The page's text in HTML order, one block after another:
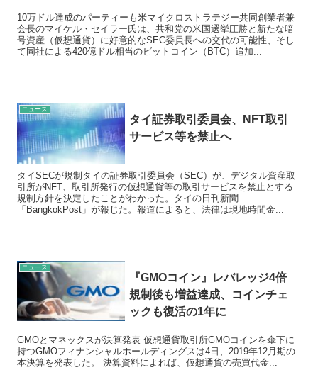
10万ドル達成のパーティーも米マイクロストラテジー共同創業者兼
会長のマイケル・セイラー氏は、共和党の米国選挙圧勝と新たな暗
号資産（仮想通貨）に好意的なSEC委員長への交代の可能性、そし
て同社による420億ドル相当のビットコイン（BTC）追加...
ニュース
タイ証券取引委員会、NFT取引
サービス等を禁止へ
タイSECが規制タイの証券取引委員会（SEC）が、デジタル資産取
引所がNFT、取引所発行の仮想通貨等の取引サービスを禁止とする
規制方針を決定したことがわかった。タイの日刊新聞
「BangkokPost」が報じた。報道によると、法律は現地時間金...
ニュース
『GMOコイン』レバレッジ4倍
規制後も増益達成、コインチェ
ックも復活の1年に
GMOとマネックスが決算発表 仮想通貨取引所GMOコインを傘下に
持つGMOフィナンシャルホールディングスは4日、2019年12月期の
本決算を発表した。 決算資料によれば、仮想通貨の売買代金...